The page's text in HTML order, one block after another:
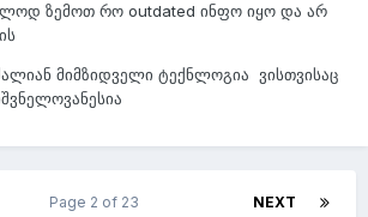
ზემოთ რო outdated ინფო იყო და არ
მიმზიდველი ტექნლოგია ვისთვისაც
NEXT
Page 2 of 23